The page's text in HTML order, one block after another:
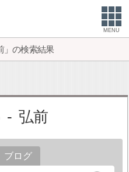
MENU
」の検索結果
弘前
ブログ